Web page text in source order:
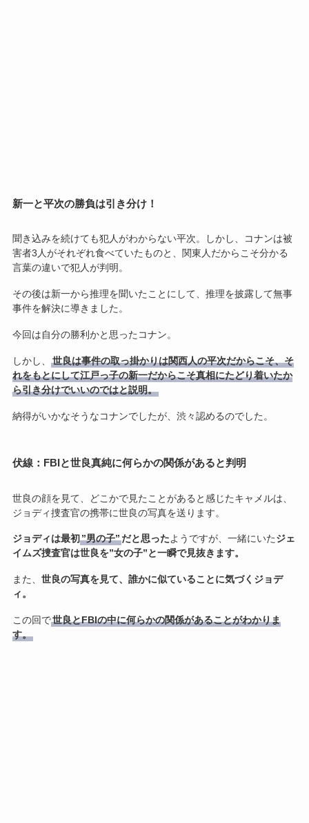
新一と平次の勝負は引き分け！
聞き込みを続けても犯人がわからない平次。しかし、コナンは被
害者3人がそれぞれ食べていたものと、関東人だからこそ分かる
言葉の違いで犯人が判明。
その後は新一から推理を聞いたことにして、推理を披露して無事
事件を解決に導きました。
今回は自分の勝利かと思ったコナン。
しかし、
世良は事件の取っ掛かりは関西人の平次だからこそ、そ
れをもとにして江戸っ子の新一だからこそ真相にたどり着いたか
ら引き分けでいいのではと説明。
納得がいかなそうなコナンでしたが、渋々認めるのでした。
伏線：FBIと世良真純に何らかの関係があると判明
世良の顔を見て、どこかで見たことがあると感じたキャメルは、
ジョディ捜査官の携帯に世良の写真を送ります。
ジョディは最初”男の子”だと思ったようですが、一緒にいたジェ
イムズ捜査官は世良を”女の子”と一瞬で見抜きます。
また、 世良の写真を見て、誰かに似ていることに気づくジョデ
ィ。
この回で世良とFBIの中に何らかの関係があることがわかりま
す。